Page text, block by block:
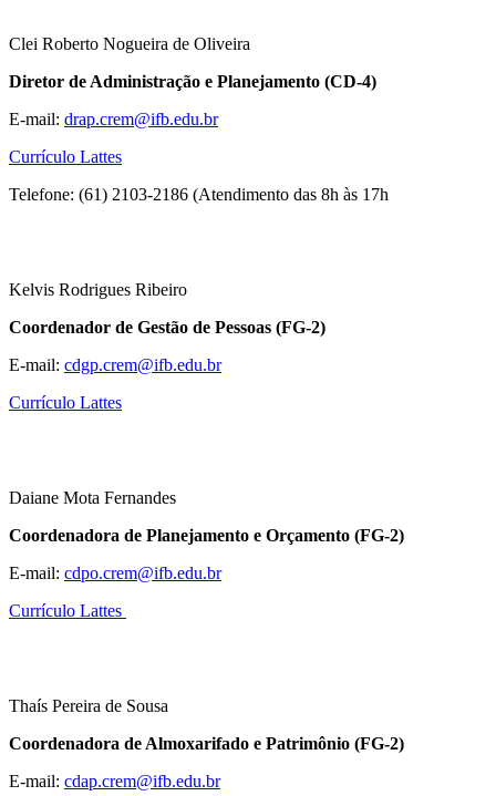
Clei Roberto Nogueira de Oliveira
Diretor de Administração e Planejamento (CD-4)
E-mail: drap.crem@ifb.edu.br
Currículo Lattes
Telefone: (61) 2103-2186 (Atendimento das 8h às 17h
Kelvis Rodrigues Ribeiro
Coordenador de Gestão de Pessoas (FG-2)
E-mail: cdgp.crem@ifb.edu.br
Currículo Lattes
Daiane Mota Fernandes
Coordenadora de Planejamento e Orçamento (FG-2)
E-mail: cdpo.crem@ifb.edu.br
Currículo Lattes
Thaís Pereira de Sousa
Coordenadora de Almoxarifado e Patrimônio (FG-2)
E-mail: cdap.crem@ifb.edu.br